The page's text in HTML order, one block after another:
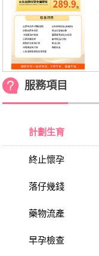
服務項目
計劃生育
終止懷孕
落仔幾錢
藥物流產
早孕檢查